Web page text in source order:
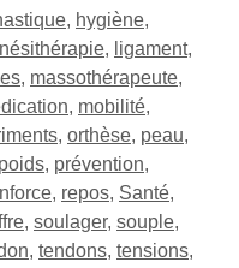
, hygiène,
, ligament,
, massothérapeute,
, mobilité,
, orthèse, peau,
poids, prévention,
, repos, Santé,
, soulager, souple,
, tendons, tensions,